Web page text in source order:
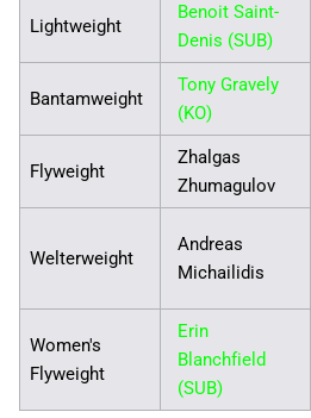
Lightweight
Benoit Saint-
Denis (SUB)
Bantamweight
Tony Gravely
(KO)
Flyweight
Zhalgas
Zhumagulov
Welterweight
Andreas
Michailidis
Women's
Flyweight
Erin
Blanchfield
(SUB)